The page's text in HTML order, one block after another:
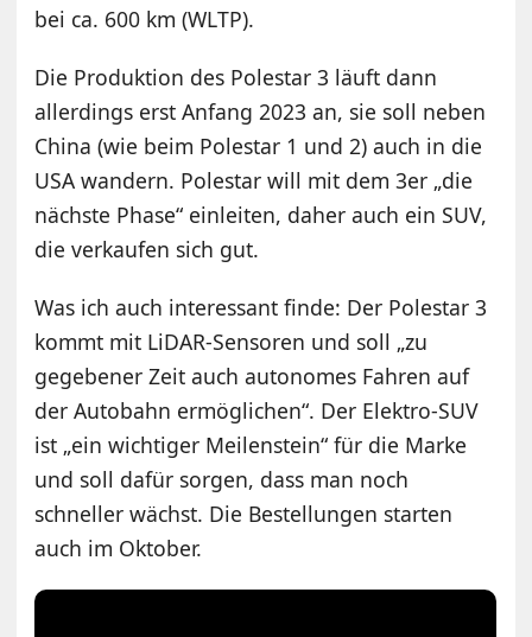
bei ca. 600 km (WLTP).
Die Produktion des Polestar 3 läuft dann
allerdings erst Anfang 2023 an, sie soll neben
China (wie beim Polestar 1 und 2) auch in die
USA wandern. Polestar will mit dem 3er „die
nächste Phase“ einleiten, daher auch ein SUV,
die verkaufen sich gut.
Was ich auch interessant finde: Der Polestar 3
kommt mit LiDAR-Sensoren und soll „zu
gegebener Zeit auch autonomes Fahren auf
der Autobahn ermöglichen“. Der Elektro-SUV
ist „ein wichtiger Meilenstein“ für die Marke
und soll dafür sorgen, dass man noch
schneller wächst. Die Bestellungen starten
auch im Oktober.